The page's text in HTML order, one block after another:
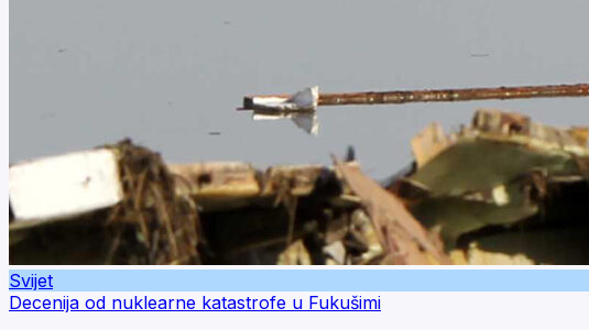
Svijet
Decenija od nuklearne katastrofe u Fukušimi